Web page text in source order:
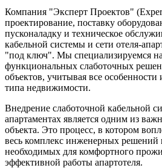
Компания "Эксперт Проектов"
проектирование, поставку
пусконаладку и техническое
кабельной системы и сети отеля-
"под ключ". Мы специализируемся
функциональных слаботочных
объектов, учитывая все
типа недвижимости.
Внедрение слаботочной кабельной
апартаментах является одним из
объекта. Это процесс, в котором
весь комплекс инженерных решений
необходимых для комфортного
эффективной работы апартотеля.